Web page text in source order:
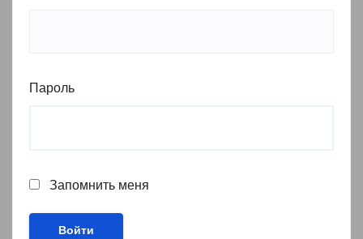
Пароль
Запомнить меня